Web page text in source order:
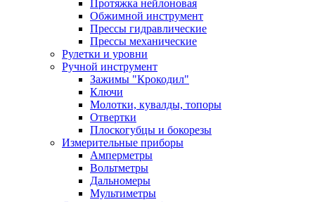
Протяжка нейлоновая
Обжимной инструмент
Прессы гидравлические
Прессы механические
Рулетки и уровни
Ручной инструмент
Зажимы "Крокодил"
Ключи
Молотки, кувалды, топоры
Отвертки
Плоскогубцы и бокорезы
Измерительные приборы
Амперметры
Вольтметры
Дальномеры
Мультиметры